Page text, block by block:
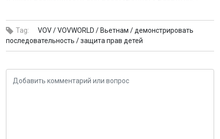
Tag: VOV /VOVWORLD / Вьетнам /демонстрировать
последовательность /защита прав детей